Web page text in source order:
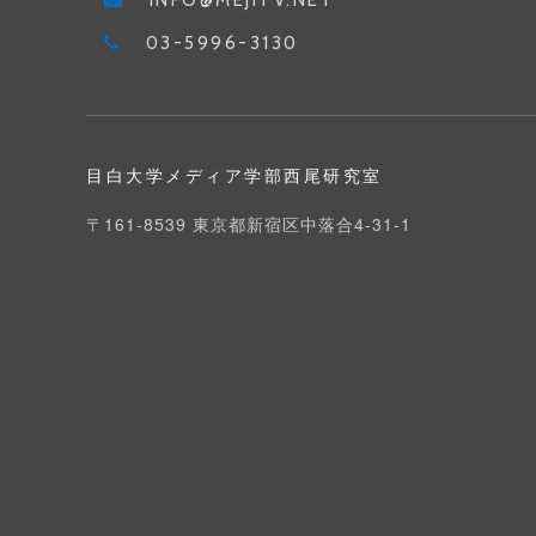
03-5996-3130
目白大学メディア学部西尾研究室
〒161-8539 東京都新宿区中落合4-31-1